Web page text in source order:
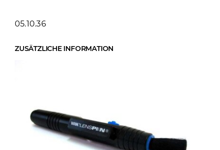
05.10.36
ZUSÄTZLICHE INFORMATION